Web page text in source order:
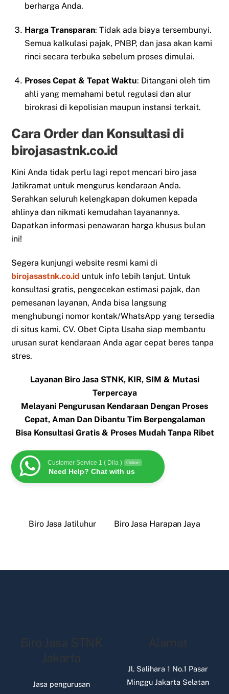
berharga Anda.
Harga Transparan: Tidak ada biaya tersembunyi.
Semua kalkulasi pajak, PNBP, dan jasa akan kami
rinci secara terbuka sebelum proses dimulai.
Proses Cepat & Tepat Waktu: Ditangani oleh tim
ahli yang memahami betul regulasi dan alur
birokrasi di kepolisian maupun instansi terkait.
Cara Order dan Konsultasi di
birojasastnk.co.id
Kini Anda tidak perlu lagi repot mencari biro jasa
Jatikramat untuk mengurus kendaraan Anda.
Serahkan seluruh kelengkapan dokumen kepada
ahlinya dan nikmati kemudahan layanannya.
Dapatkan informasi penawaran harga khusus bulan
ini!
Segera kunjungi website resmi kami di
birojasastnk.co.id untuk info lebih lanjut. Untuk
konsultasi gratis, pengecekan estimasi pajak, dan
pemesanan layanan, Anda bisa langsung
menghubungi nomor kontak/WhatsApp yang tersedia
di situs kami. CV. Obet Cipta Usaha siap membantu
urusan surat kendaraan Anda agar cepat beres tanpa
stres.
Layanan Biro Jasa STNK, KIR, SIM & Mutasi
Terpercaya
Melayani Pengurusan Kendaraan Dengan Proses
Cepat, Aman Dan Dibantu Tim Berpengalaman
Bisa Konsultasi Gratis & Proses Mudah Tanpa Ribet
Customer Service 1 ( Dila ) Online
Need Help? Chat with us
Biro Jasa Jatiluhur Biro Jasa Harapan Jaya
Biro Jasa STNK
Jakarta
Jasa pengurusan
Alamat
Jl. Salihara 1 No.1 Pasar
Minggu Jakarta Selatan